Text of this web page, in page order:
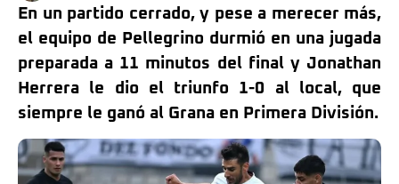
En un partido cerrado, y pese a merecer más,
el equipo de Pellegrino durmió en una jugada
preparada a 11 minutos del final y Jonathan
Herrera le dio el triunfo 1-0 al local, que
siempre le ganó al Grana en Primera División.